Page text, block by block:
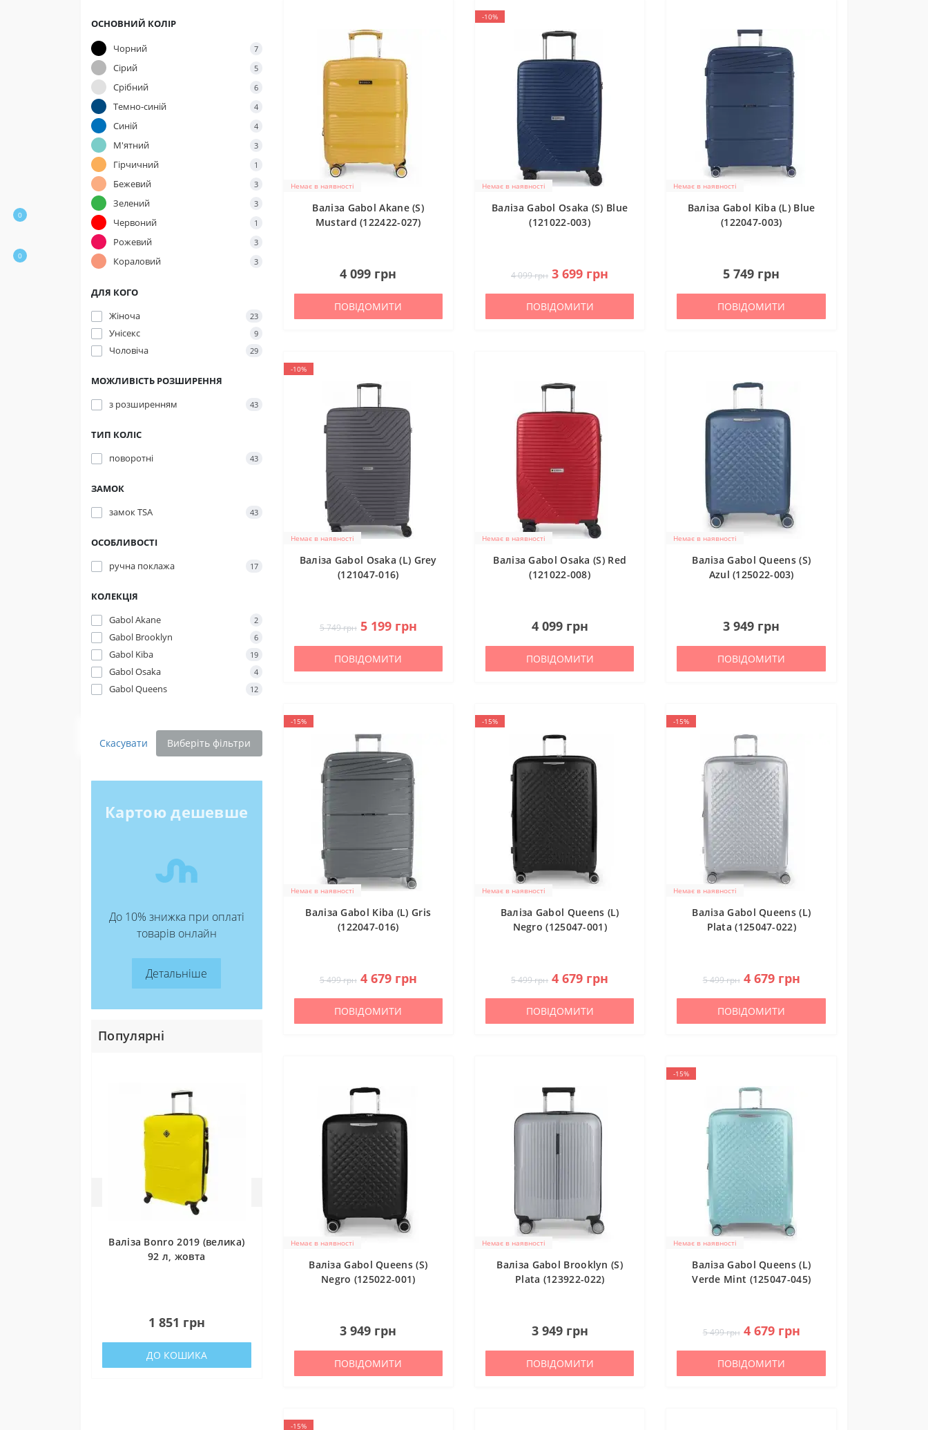
0
0
ОСНОВНИЙ КОЛІР
Чорний
7
Сірий 5
Срібний 6
Темно-синій 4
Синій 4
М'ятний 3
Гірчичний 1
Бежевий 3
Зелений 3
Червоний 1
Рожевий 3
Кораловий 3
ДЛЯ КОГО
Жіноча
23
Унісекс 9
Чоловіча 29
МОЖЛИВІСТЬ РОЗШИРЕННЯ
з розширенням
43
ТИП КОЛІС
поворотні
43
ЗАМОК
замок TSA
43
ОСОБЛИВОСТІ
ручна поклажа
17
КОЛЕКЦІЯ
Gabol Akane
2
Gabol Brooklyn 6
Gabol Kiba 19
Gabol Osaka 4
Gabol Queens 12
Скасувати Виберіть фільтри
Картою дешевше
До 10% знижка при оплаті
товарів онлайн
Детальніше
Популярні
Валіза Bonro 2019 (велика)
92 л, жовта
1 851 грн
ДО КОШИКА
Немає в наявності
Валіза Gabol Akane (S)
Mustard (122422-027)
4 099 грн
ПОВІДОМИТИ
-10%
Немає в наявності
Валіза Gabol Osaka (S) Blue
(121022-003)
4 099 грн 3 699 грн
ПОВІДОМИТИ
Немає в наявності
Валіза Gabol Kiba (L) Blue
(122047-003)
5 749 грн
ПОВІДОМИТИ
-10%
Немає в наявності
Валіза Gabol Osaka (L) Grey
(121047-016)
5 749 грн 5 199 грн
ПОВІДОМИТИ
Немає в наявності
Валіза Gabol Osaka (S) Red
(121022-008)
4 099 грн
ПОВІДОМИТИ
Немає в наявності
Валіза Gabol Queens (S)
Azul (125022-003)
3 949 грн
ПОВІДОМИТИ
-15%
Немає в наявності
Валіза Gabol Kiba (L) Gris
(122047-016)
5 499 грн 4 679 грн
ПОВІДОМИТИ
-15%
Немає в наявності
Валіза Gabol Queens (L)
Negro (125047-001)
5 499 грн 4 679 грн
ПОВІДОМИТИ
-15%
Немає в наявності
Валіза Gabol Queens (L)
Plata (125047-022)
5 499 грн 4 679 грн
ПОВІДОМИТИ
Немає в наявності
Валіза Gabol Queens (S)
Negro (125022-001)
3 949 грн
ПОВІДОМИТИ
Немає в наявності
Валіза Gabol Brooklyn (S)
Plata (123922-022)
3 949 грн
ПОВІДОМИТИ
-15%
Немає в наявності
Валіза Gabol Queens (L)
Verde Mint (125047-045)
5 499 грн 4 679 грн
ПОВІДОМИТИ
-15%
Національний банк України
Підтримати Збройні Сили України
«Повернись живим» — фонд компетентної допомоги армії
Фонд закуповує обладнання, яке допомагає рятувати життя військових, зокрема,
тепловізійну оптику, квадрокоптери, автомобілі, системи захисту та розвідки.
Благодійний фонд Сергія Притули
Транспорт / Оптика / Зв’язок / Дрони / БПЛА / Засоби тактичної медицини
Міністерство цифрової трансформації України
Донати у криптовалюті